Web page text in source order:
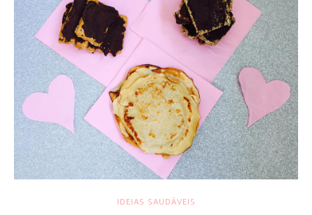
IDEIAS SAUDÁVEIS